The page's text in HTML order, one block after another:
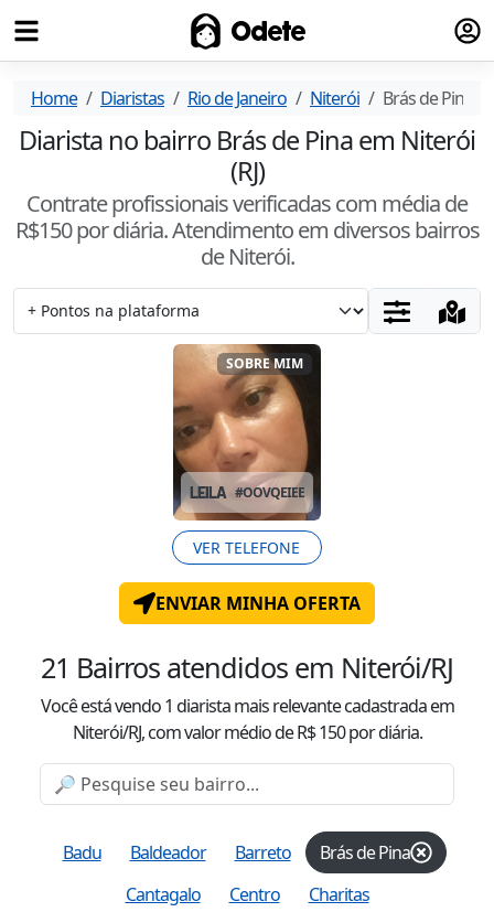
Odete
Home Diaristas Rio de Janeiro Niterói Brás de Pina
Diarista no bairro Brás de Pina em Niterói
(RJ)
Contrate profissionais verificadas com média de
R$150por diária. Atendimentoem diversos bairros
de Niterói.
SOBRE MIM
LEILA #OOVQEIEE
VER TELEFONE
ENVIAR MINHA OFERTA
21 Bairros atendidos em Niterói/RJ
Você está vendo1 diarista mais relevante cadastrada em
Niterói/RJ, com valormédiode R$150por diária.
Badu Baldeador Barreto
Brás de Pina
Cantagalo
Centro
Charitas